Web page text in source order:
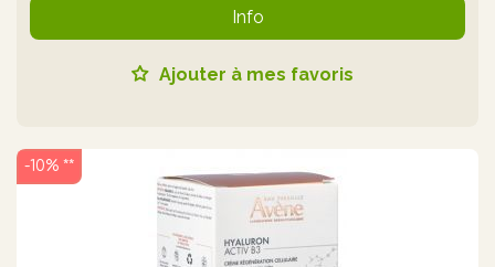
Info
Ajouter à mes favoris
-10% **